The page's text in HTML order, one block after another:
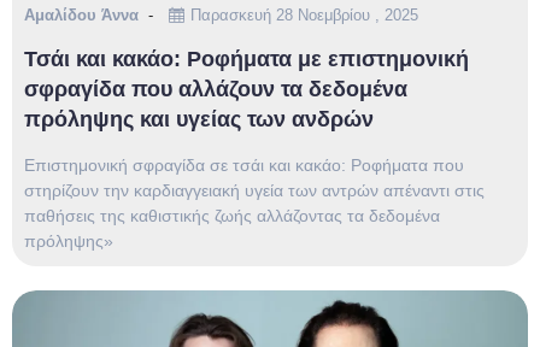
Αμαλίδου Άννα Παρασκευή 28 Νοεμβρίου , 2025
Τσάι και κακάο: Ροφήματα με επιστημονική
σφραγίδα που αλλάζουν τα δεδομένα
πρόληψης και υγείας των ανδρών
Επιστημονική σφραγίδα σε τσάι και κακάο: Ροφήματα που
στηρίζουν την καρδιαγγειακή υγεία των αντρών απέναντι στις
παθήσεις της καθιστικής ζωής αλλάζοντας τα δεδομένα
πρόληψης»